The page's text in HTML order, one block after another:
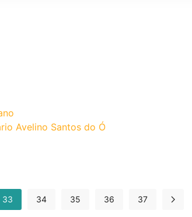
Avelino Santos do Ó
33 34 35 36 37